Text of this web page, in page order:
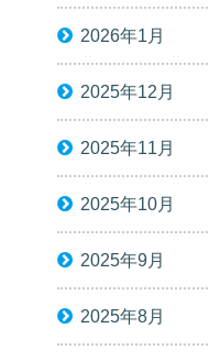
2026年1月
2025年12月
2025年11月
2025年10月
2025年9月
2025年8月